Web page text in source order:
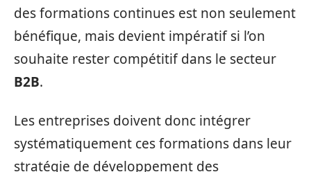
des formations continues est non seulement
bénéfique, mais devient impératif si l’on
souhaite rester compétitif dans le secteur
B2B.
Les entreprises doivent donc intégrer
systématiquement ces formations dans leur
stratégie de développement des